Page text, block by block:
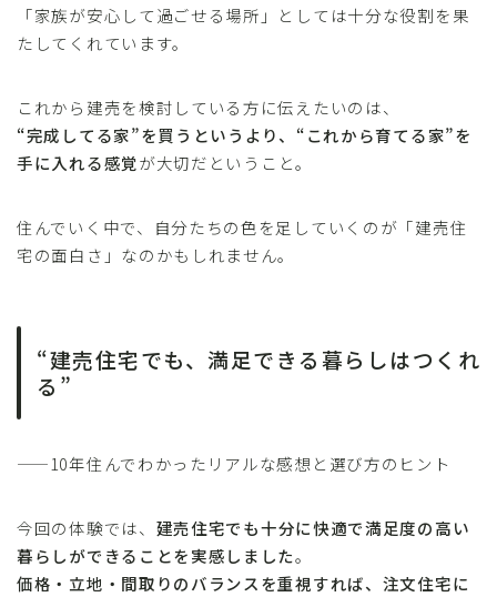
「家族が安心して過ごせる場所」としては十分な役割を果
たしてくれています。
これから建売を検討している方に伝えたいのは、
“完成してる家”を買うというより、“これから育てる家”を
手に入れる感覚が大切だということ。
住んでいく中で、自分たちの色を足していくのが「建売住
宅の面白さ」なのかもしれません。
“建売住宅でも、満足できる暮らしはつくれ
る”
——10年住んでわかったリアルな感想と選び方のヒント
今回の体験では、 建売住宅でも十分に快適で満足度の高い
暮らしができることを実感しました。
価格・立地・間取りのバランスを重視すれば、注文住宅に